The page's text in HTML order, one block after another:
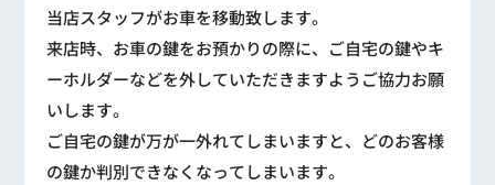
当店スタッフがお車を移動致します。
来店時、お車の鍵をお預かりの際に、ご自宅の鍵やキ
ーホルダーなどを外していただきますようご協力お願
いします。
ご自宅の鍵が万が一外れてしまいますと、どのお客様
の鍵か判別できなくなってしまいます。